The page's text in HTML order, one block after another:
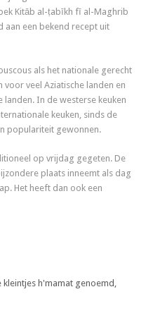
Kitāb al-ṭabīkh fī al-Maghrib
aan een bekend recept uit
als het nationale gerecht
veel Aziatische landen en
In de westerse keuken
keuken, sinds de
populariteit gewonnen.
op vrijdag gegeten. De
plaats inneemt als dag
Het heeft dan ook een
h'mamat genoemd,